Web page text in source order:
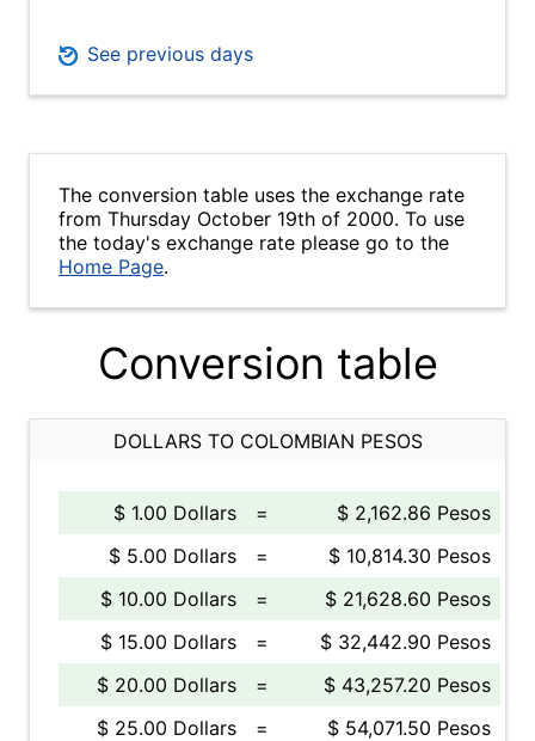
See previous days
The conversion table uses the exchange rate
from Thursday October 19th of 2000. To use
the today's exchange rate please go to the
Home Page.
Conversion table
DOLLARS TO COLOMBIAN PESOS
$ 1.00 Dollars =
$ 2,162.86 Pesos
$ 5.00 Dollars
=
$ 10,814.30 Pesos
$ 10.00 Dollars
=
$ 21,628.60 Pesos
$ 15.00 Dollars
=
$ 32,442.90 Pesos
$ 20.00 Dollars
=
$ 43,257.20 Pesos
$ 25.00 Dollars
=
$ 54,071.50 Pesos